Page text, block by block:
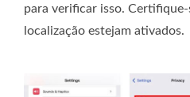
para verificar isso.
localização estejam ativados.